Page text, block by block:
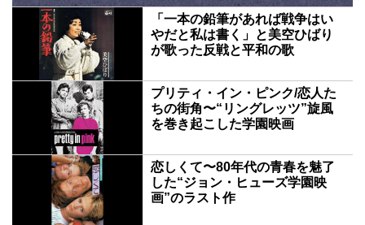
「一本の鉛筆があれば戦争はい
やだと私は書く」と美空ひばり
が歌った反戦と平和の歌
プリティ・イン・ピンク/恋人た
ちの街角〜“リングレッツ”旋風
を巻き起こした学園映画
恋しくて〜80年代の青春を魅了
した“ジョン・ヒューズ学園映
画”のラスト作